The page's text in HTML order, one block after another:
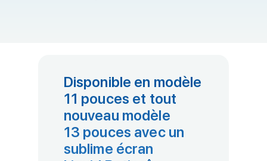
Disponible en modèle
11 pouces et tout
nouveau modèle
13 pouces avec un
sublime écran